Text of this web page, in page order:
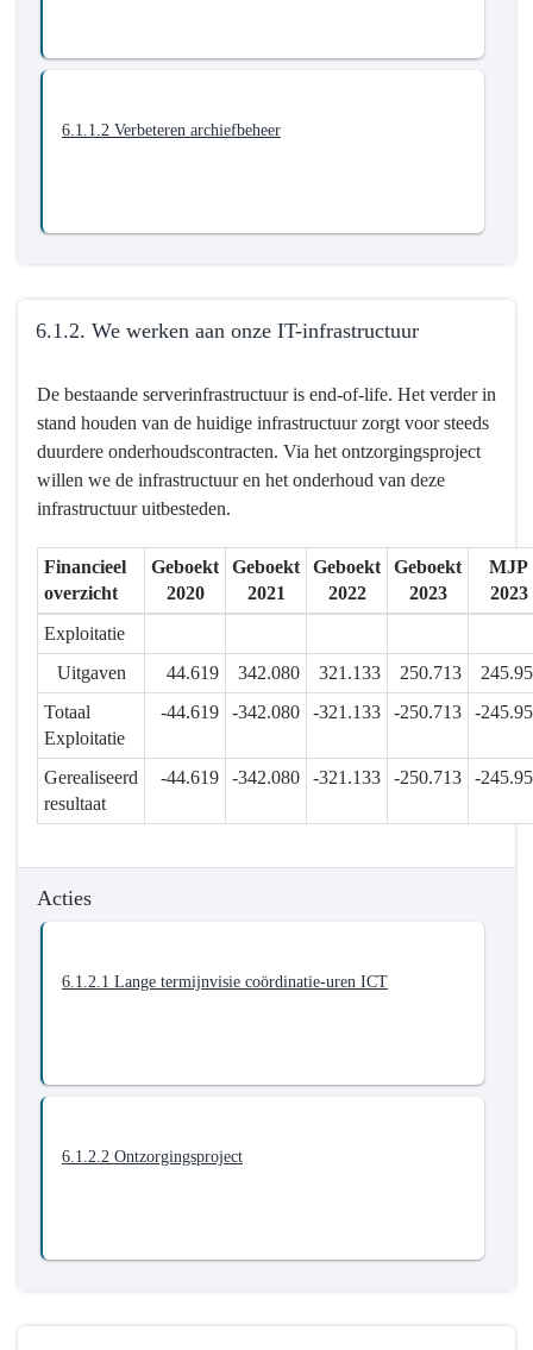
huisvaderprincipe
6.1.1.2 Verbeteren archiefbeheer
6.1.2. We werken aan onze IT-infrastructuur
naar
navigatie
6.1.
Mensen
middelen
worden
efficiënt
ingezet
creëren
meerwaarde
Actieplannen
De bestaande serverinfrastructuur is end-of-life. Het verder in
stand houden van de huidige infrastructuur zorgt voor steeds
duurdere onderhoudscontracten. Via het ontzorgingsproject
willen we de infrastructuur en het onderhoud van deze
infrastructuur uitbesteden.
Financieel
overzicht
Geboekt
2020
Geboekt
2021
Geboekt
2022
Geboekt
2023
MJP
2023
Exploitatie
Uitgaven
44.619 342.080 321.133 250.713
Totaal
Exploitatie
-44.619 -342.080 -321.133 -250.713 -
Gerealiseerd
resultaat
-44.619 -342.080 -321.133 -250.713 -
Acties
6.1.2.1 Lange termijnvisie coördinatie-uren ICT
6.1.2.2 Ontzorgingsproject